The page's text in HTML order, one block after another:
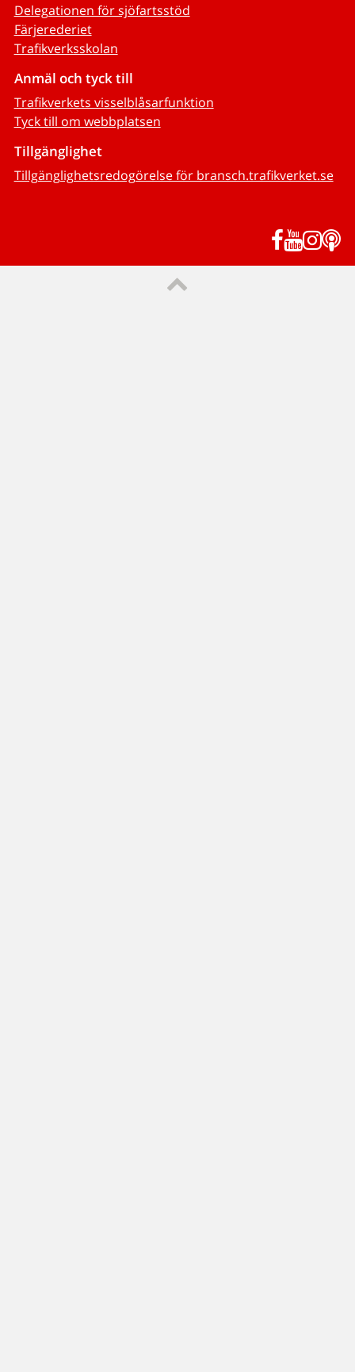
Delegationen för sjöfartsstöd
Färjerederiet
Trafikverksskolan
Anmäl och tyck till
Trafikverkets visselblåsarfunktion
Tyck till om webbplatsen
Tillgänglighet
Tillgänglighetsredogörelse för bransch.trafikverket.se
Facebook
YouTube